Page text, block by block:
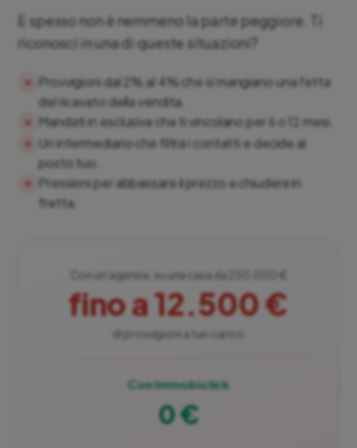
E spesso non è nemmeno la parte peggiore. Ti
riconosci in una di queste situazioni?
Provvigioni dal 2% al 4% che si mangiano una fetta
del ricavato della vendita.
Mandati in esclusiva che ti vincolano per 6 o 12 mesi.
Un intermediario che filtra i contatti e decide al
posto tuo.
Pressioni per abbassare il prezzo e chiudere in
fretta.
Con un'agenzia, su una casa da 250.000 €
fino a 12.500 €
di provvigioni a tuo carico
Con Immobiclick
0 €